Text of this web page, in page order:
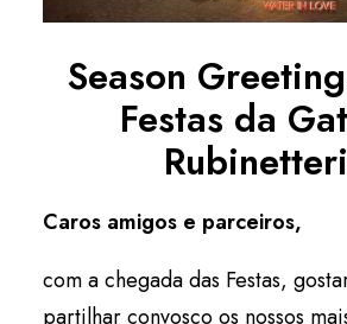
Contactos
Português
Season
Festas da
Caros amigos e parceiros,
com a chegada das Festas,
partilhar convosco os nossos